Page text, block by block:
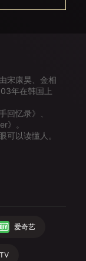
宋康昊、金相
年在韩国上
回忆录》、
》。
可以读懂人。
爱奇艺